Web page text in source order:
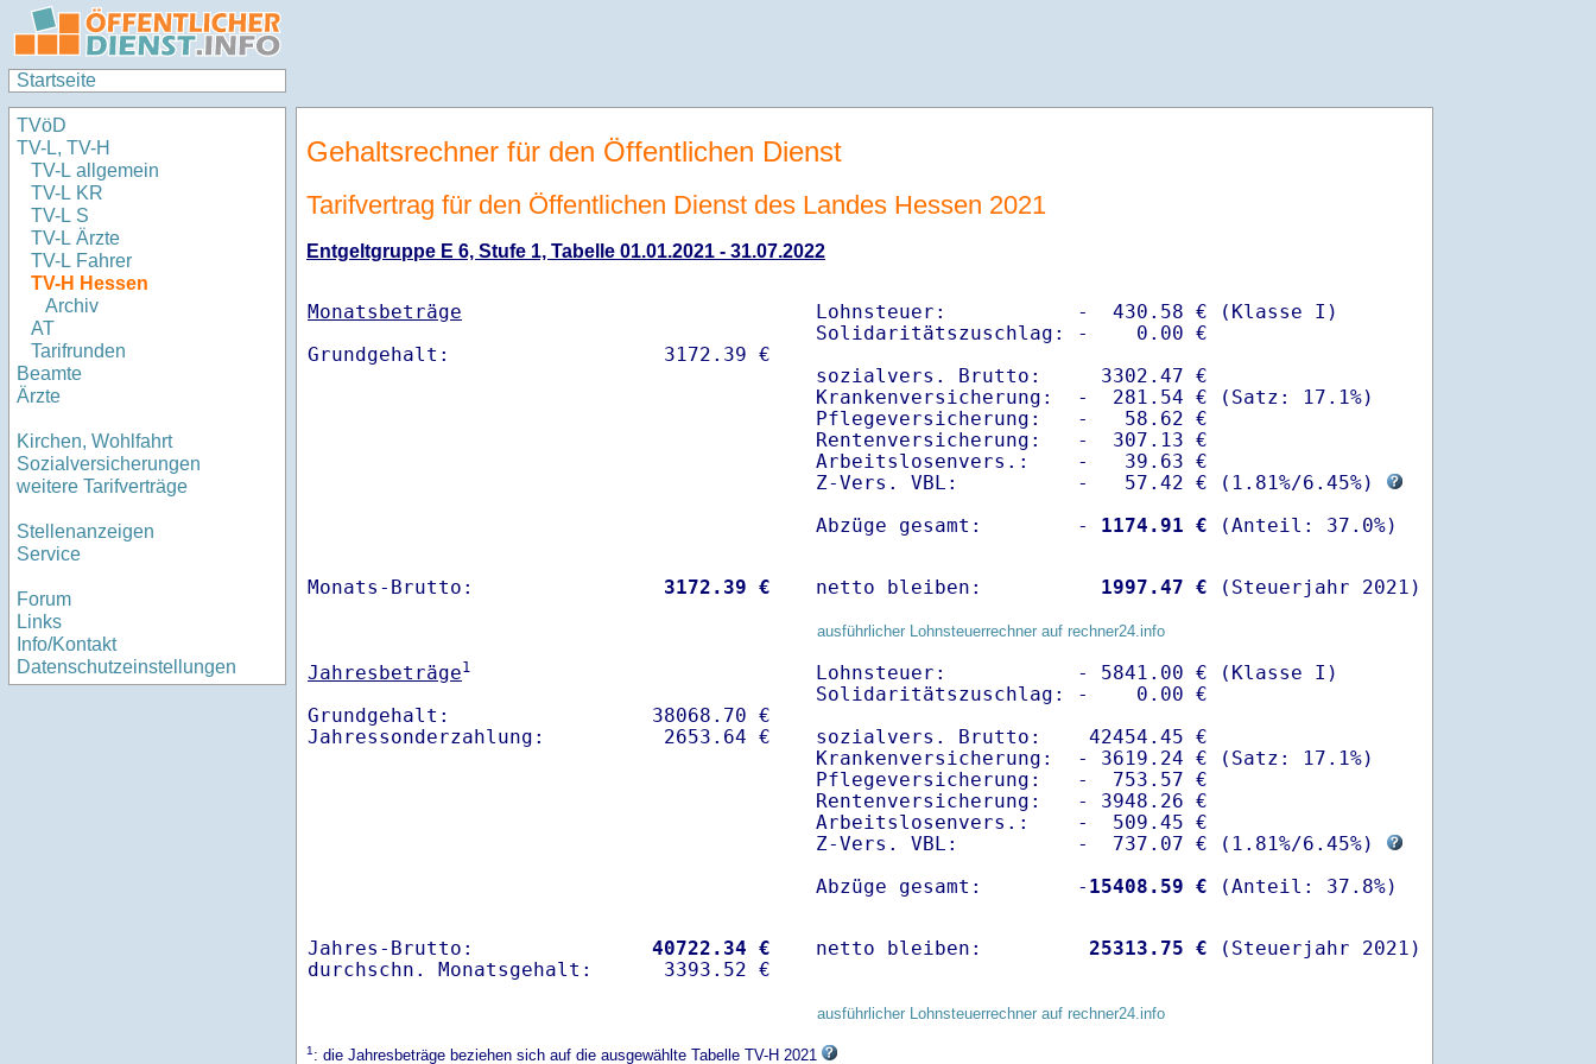
Startseite
TVöD
TV-L, TV-H
TV-L allgemein
TV-L KR
TV-L S
TV-L Ärzte
TV-L Fahrer
TV-H Hessen
Archiv
AT
Tarifrunden
Beamte
Ärzte
Kirchen, Wohlfahrt
Sozialversicherungen
weitere Tarifverträge
Stellenanzeigen
Service
Forum
Links
Info/Kontakt
Datenschutzeinstellungen
Gehaltsrechner für den Öffentlichen Dienst
Tarifvertrag für den Öffentlichen Dienst des Landes Hessen 2021
Entgeltgruppe E 6, Stufe 1, Tabelle 01.01.2021 - 31.07.2022
Monatsbeträge
Lohnsteuer:           -  430.58 € (Klasse I)
Solidaritätszuschlag: -    0.00 €
sozialvers. Brutto:     3302.47 €
Krankenversicherung:  -  281.54 € (Satz: 17.1%)
Pflegeversicherung:   -   58.62 €
Rentenversicherung:   -  307.13 €
Arbeitslosenvers.:    -   39.63 €
Z-Vers. VBL:          -   57.42 € ( 1.81%/6.45%)
Abzüge gesamt:        -
1174.91 €
Monats-Brutto: 3172.39 € netto bleiben: 1997.47 € (Steuerjahr 2021)
ausführlicher Lohnsteuerrechner auf rechner24.info
Jahresbeträge1
Grundgehalt:                 38068.70 €
Lohnsteuer:           - 5841.00 € (Klasse I)
Solidaritätszuschlag: -    0.00 €
sozialvers. Brutto:    42454.45 €
Krankenversicherung:  - 3619.24 € (Satz: 17.1%)
Pflegeversicherung:   -  753.57 €
Rentenversicherung:   - 3948.26 €
Arbeitslosenvers.:    -  509.45 €
Z-Vers. VBL:          -  737.07 € ( 1.81%/6.45%)
Abzüge gesamt:        - 15408.59 €
Jahres-Brutto: 40722.34 €
netto bleiben: 25313.75 € (Steuerjahr 2021)
ausführlicher Lohnsteuerrechner auf rechner24.info
1: die Jahresbeträge beziehen sich auf die ausgewählte Tabelle TV-H 2021